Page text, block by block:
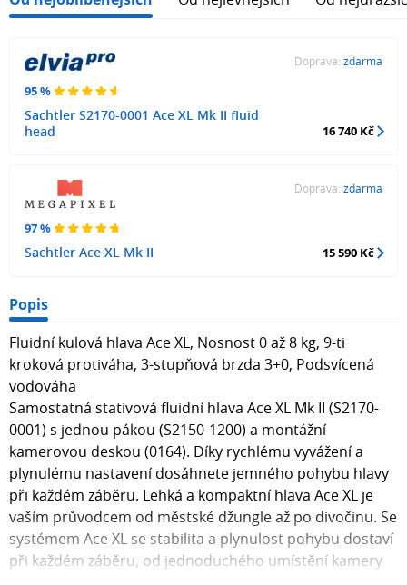
95 %
Sachtler S2170-0001 Ace XL Mk II fluid
head
Doprava: zdarma
16 740 Kč
97 %
Sachtler Ace XL Mk II
Doprava: zdarma
15 590 Kč
Popis
Fluidní kulová hlava Ace XL, Nosnost 0 až 8 kg, 9-ti
kroková protiváha, 3-stupňová brzda 3+0, Podsvícená
vodováha
Samostatná stativová fluidní hlava Ace XL Mk II (S2170-
0001) s jednou pákou (S2150-1200) a montážní
kamerovou deskou (0164). Díky rychlému vyvážení a
plynulému nastavení dosáhnete jemného pohybu hlavy
při každém záběru. Lehká a kompaktní hlava Ace XL je
vaším průvodcem od městské džungle až po divočinu. Se
systémem Ace XL se stabilita a plynulost pohybu dostaví
při každém záběru, od jednoduchého umístění kamery